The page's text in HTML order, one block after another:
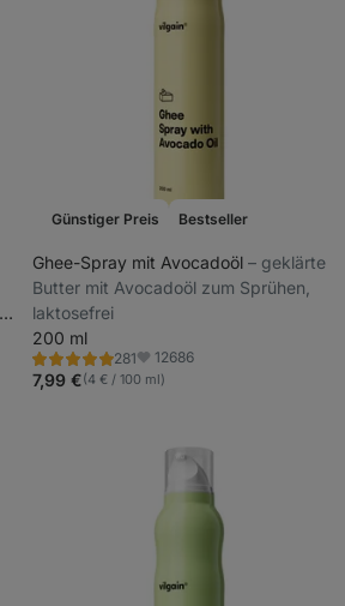
Günstiger Preis Bestseller
Ghee-Spray mit Avocadoöl ⁠–⁠ geklärte
Butter mit Avocadoöl zum Sprühen,
laktosefrei
200 ml
281
Bewertung
4.9/5,
281
Favoriten
12686
7,99 €(4 € / 100 ml)